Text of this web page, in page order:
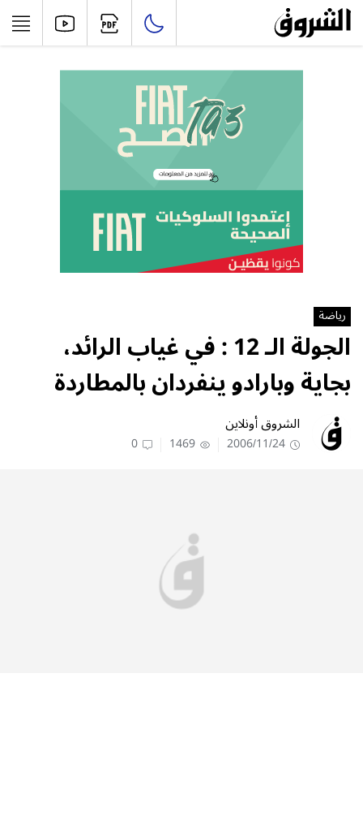
رياضة
الجولة الـ 12 : في غياب الرائد،
بجاية وبارادو ينفردان بالمطاردة
الشروق أونلاين
2006/11/24
1469
0